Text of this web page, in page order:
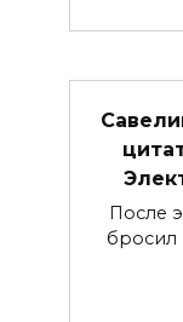
После
бросил